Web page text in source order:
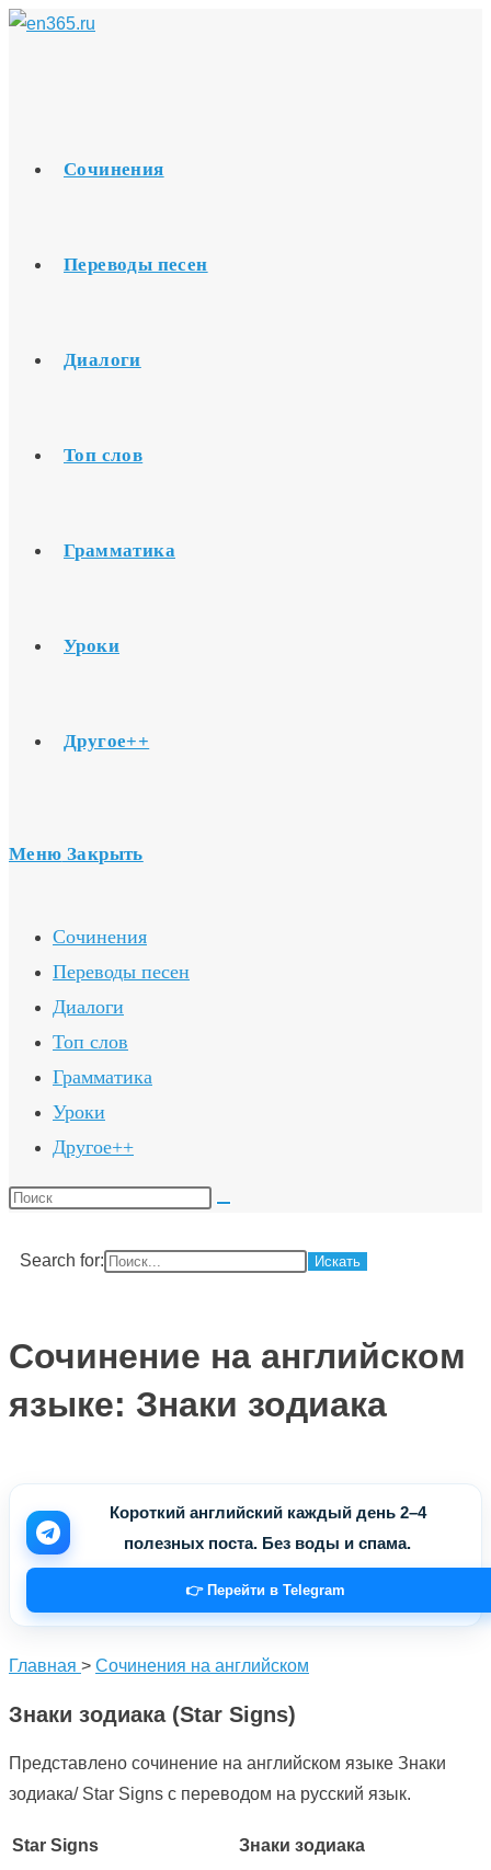
Перейти
Сочинения
Переводы песен
Диалоги
Топ слов
Грамматика
Уроки
Другое++
Меню Закрыть
Сочинения
Переводы песен
Диалоги
Топ слов
Грамматика
Уроки
Другое++
Поиск
сайте
Search for:
Сочинение на английском
языке: Знаки зодиака
Короткий английский каждый день 2–4
полезных поста. Без воды и спама.
👉 Перейти в Telegram
Главная > Сочинения на английском
Знаки зодиака (Star Signs)
Представлено сочинение на английском языке Знаки
зодиака/ Star Signs с переводом на русский язык.
Star Signs Знаки зодиака